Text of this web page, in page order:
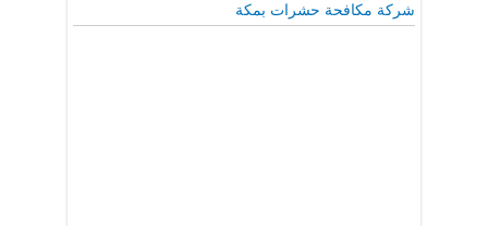
شركة مكافحة حشرات بمكة